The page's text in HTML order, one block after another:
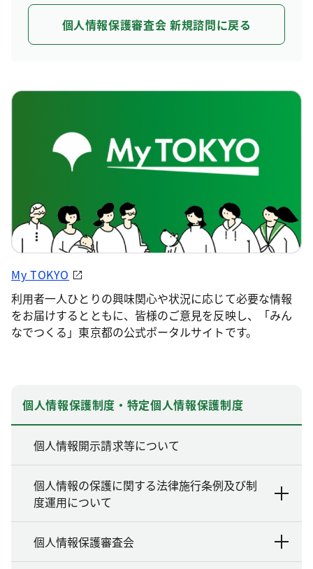
個人情報保護審査会 新規諮問に戻る
My TOKYO
利用者一人ひとりの興味関心や状況に応じて必要な情報
をお届けするとともに、皆様のご意見を反映し、「みん
なでつくる」東京都の公式ポータルサイトです。
個人情報保護制度・特定個人情報保護制度
個人情報開示請求等について
個人情報の保護に関する法律施行条例及び制
度運用について
個人情報保護審査会